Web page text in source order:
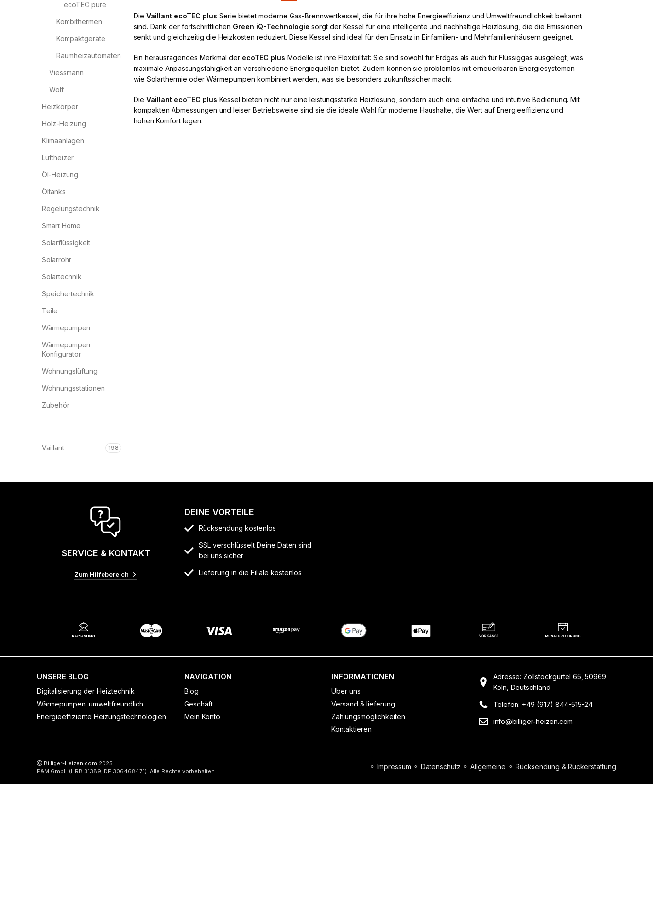
ecoTEC pure
Kombithermen
Kompaktgeräte
Raumheizautomaten
Viessmann
Wolf
Heizkörper
Holz-Heizung
Klimaanlagen
Luftheizer
Öl-Heizung
Öltanks
Regelungstechnik
Smart Home
Solarflüssigkeit
Solarrohr
Solartechnik
Speichertechnik
Teile
Wärmepumpen
Wärmepumpen
Konfigurator
Wohnungslüftung
Wohnungsstationen
Zubehör
Vaillant 198
DieVaillant ecoTEC plus Serie bietet moderne Gas-Brennwertkessel, die für ihre hohe Energieeffizienz und Umweltfreundlichkeit bekannt
sind. Dank der fortschrittlichen Green iQ-Technologie sorgt der Kessel für eine intelligente und nachhaltige Heizlösung, die die Emissionen
senkt und gleichzeitig die Heizkosten reduziert. Diese Kessel sind ideal für den Einsatz in Einfamilien- und Mehrfamilienhäusern geeignet.
Ein herausragendes Merkmal der ecoTEC plus Modelle ist ihre Flexibilität: Sie sind sowohl für Erdgas als auch für Flüssiggas ausgelegt, was
maximale Anpassungsfähigkeit an verschiedene Energiequellen bietet. Zudem können sie problemlos mit erneuerbaren Energiesystemen
wie Solarthermie oder Wärmepumpen kombiniert werden, was sie besonders zukunftssicher macht.
DieVaillant ecoTEC plus Kessel bieten nicht nur eine leistungsstarke Heizlösung, sondern auch eine einfache und intuitive Bedienung. Mit
kompakten Abmessungen und leiser Betriebsweise sind sie die ideale Wahl für moderne Haushalte, die Wert auf Energieeffizienz und
hohen Komfort legen.
SERVICE & KONTAKT
Zum Hilfebereich
DEINE VORTEILE
Rücksendung kostenlos
SSL verschlüsselt Deine Daten sind
bei uns sicher
Lieferung in die Filiale kostenlos
UNSERE BLOG
Digitalisierung der Heiztechnik
Wärmepumpen: umweltfreundlich
Energieeffiziente Heizungstechnologien
NAVIGATION
Blog
Geschäft
Mein Konto
INFORMATIONEN
Über uns
Versand & lieferung
Zahlungsmöglichkeiten
Kontaktieren
Adresse: Zollstockgürtel 65, 50969
Köln, Deutschland
Telefon: +49 (917) 844-515-24
info@billiger-heizen.com
Billiger-Heizen.com 2025
F&M GmbH (HRB 31389, DE 306468471). Alle Rechte vorbehalten.
⚬ Impressum ⚬ Datenschutz ⚬ Allgemeine ⚬ Rücksendung & Rückerstattung